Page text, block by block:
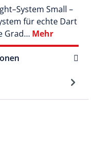
Small –
für echte Dart
Grad… Mehr